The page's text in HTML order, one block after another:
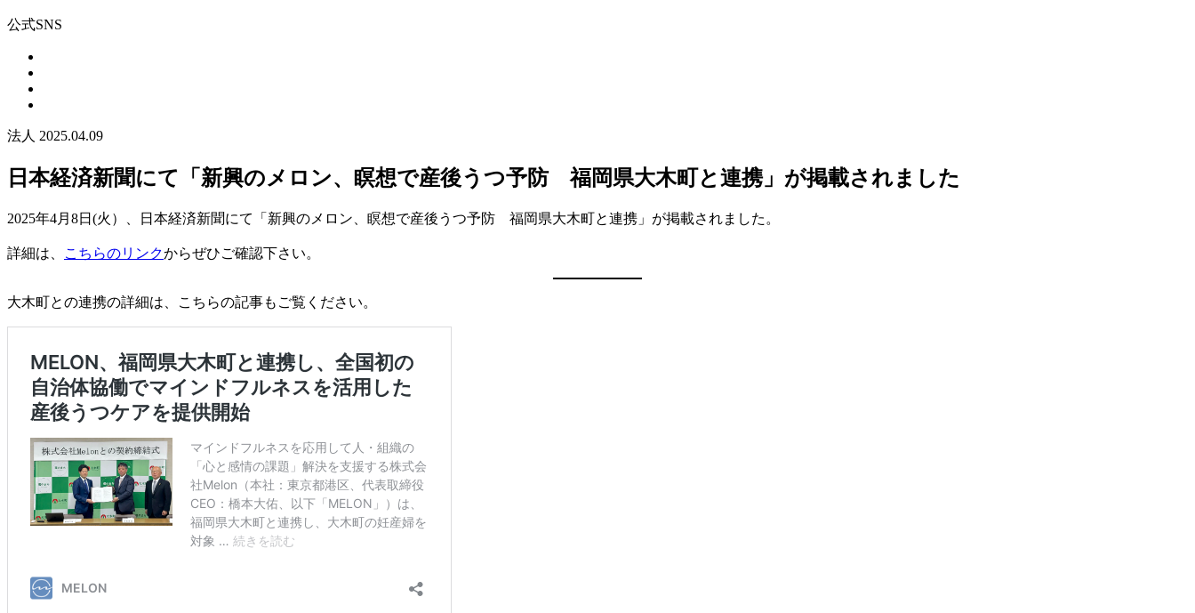
公式SNS
法人 2025.04.09
日本経済新聞にて「新興のメロン、瞑想で産後うつ予防 福岡県大木町と連携」が掲載されました
2025年4月8日(火）、日本経済新聞にて「新興のメロン、瞑想で産後うつ予防 福岡県大木町と連携」が掲載されました。
詳細は、 こちらのリンクからぜひご確認下さい。
大木町との連携の詳細は、こちらの記事もご覧ください。